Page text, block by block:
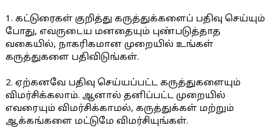
1. கட்டுரைகள் குறித்து கருத்துக்களைப் பதிவு செய்யும்
போது, எவருடைய மனதையும் புண்படுத்தாத
வகையில், நாகரிகமான முறையில் உங்கள்
கருத்துகளை பதிவிடுங்கள்.
2. ஏற்கனவே பதிவு செய்யப்பட்ட கருத்துகளையும்
விமர்சிக்கலாம். ஆனால் தனிப்பட்ட முறையில்
எவரையும் விமர்சிக்காமல், கருத்துக்கள் மற்றும்
ஆக்கங்களை மட்டுமே விமர்சியுங்கள்.